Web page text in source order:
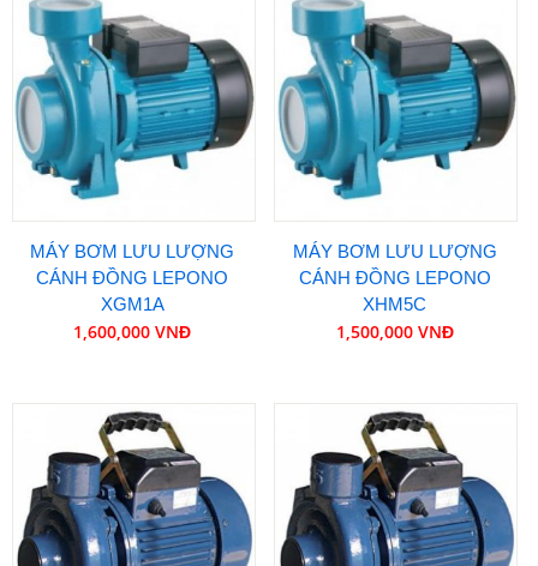
MÁY BƠM LƯU LƯỢNG
CÁNH ĐỒNG LEPONO
XGM1A
1,600,000 VNĐ
MÁY BƠM LƯU LƯỢNG
CÁNH ĐỒNG LEPONO
XHM5C
1,500,000 VNĐ